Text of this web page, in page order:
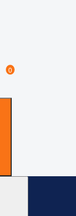
0